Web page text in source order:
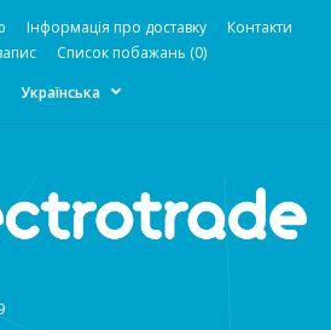
Інформація про доставку
Контакти
Список побажань (0)
Українська